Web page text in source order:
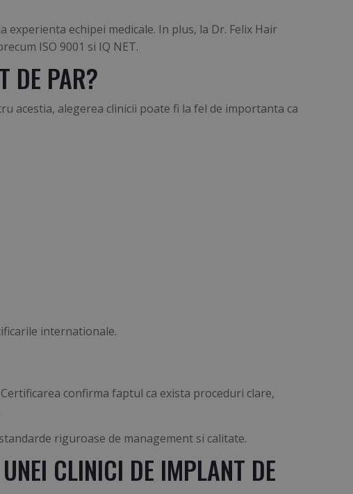
echipei medicale. In plus, la Dr. Felix Hair
ISO 9001 si IQ NET.
DE PAR?
acestia, alegerea clinicii poate fi la fel de importanta ca
internationale.
confirma faptul ca exista proceduri clare,
riguroase de management si calitate.
CLINICI DE IMPLANT DE